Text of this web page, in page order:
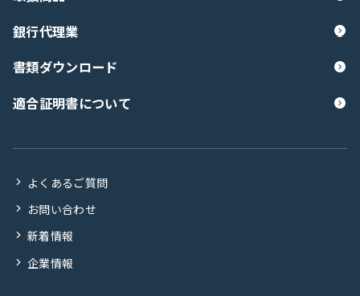
銀行代理業
書類ダウンロード
適合証明書について
よくあるご質問
お問い合わせ
新着情報
企業情報